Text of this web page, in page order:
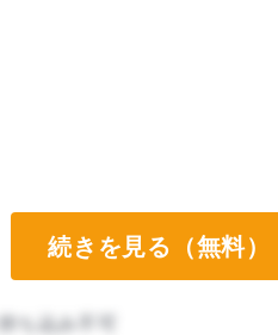
ち込み不可
続きを見る（無料）